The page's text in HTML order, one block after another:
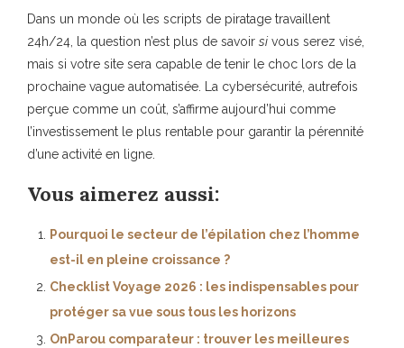
Dans un monde où les scripts de piratage travaillent
24h/24, la question n’est plus de savoir si vous serez visé,
mais si votre site sera capable de tenir le choc lors de la
prochaine vague automatisée. La cybersécurité, autrefois
perçue comme un coût, s’affirme aujourd’hui comme
l’investissement le plus rentable pour garantir la pérennité
d’une activité en ligne.
Vous aimerez aussi:
Pourquoi le secteur de l’épilation chez l’homme
est-il en pleine croissance ?
Checklist Voyage 2026 : les indispensables pour
protéger sa vue sous tous les horizons
OnParou comparateur : trouver les meilleures